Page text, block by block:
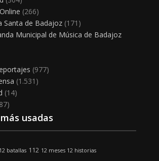
(266)
Santa de Badajoz(171)
Municipal de Música de Badajoz
(977)
(1.531)
(14)
usadas
batallas 112 12 meses 12 historias